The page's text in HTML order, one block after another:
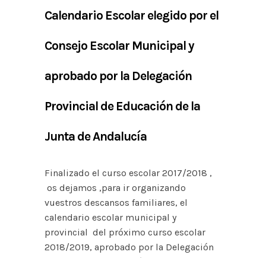
Calendario Escolar elegido por el
Consejo Escolar Municipal y
aprobado por la Delegación
Provincial de Educación de la
Junta de Andalucía
Finalizado el curso escolar 2017/2018 ,
os dejamos ,para ir organizando
vuestros descansos familiares, el
calendario escolar municipal y
provincial del próximo curso escolar
2018/2019, aprobado por la Delegación